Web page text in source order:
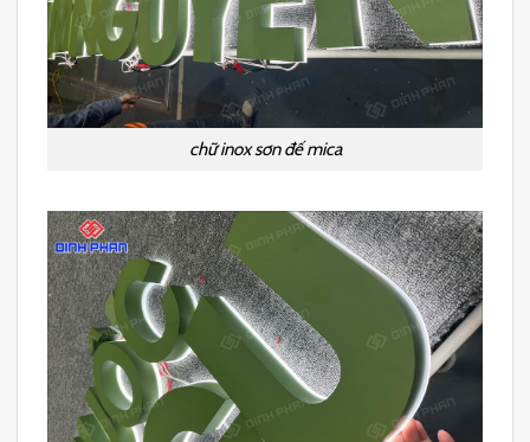
chữ inox sơn đế mica